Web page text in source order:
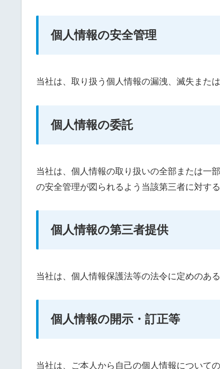
個人情報の安全管理
当社は、取り扱う個人情報の漏洩、滅失また
個人情報の委託
当社は、個人情報の取り扱いの全部または一
の安全管理が図られるよう当該第三者に対す
個人情報の第三者提供
当社は、個人情報保護法等の法令に定めのあ
個人情報の開示・訂正等
当社は、ご本人から自己の個人情報について